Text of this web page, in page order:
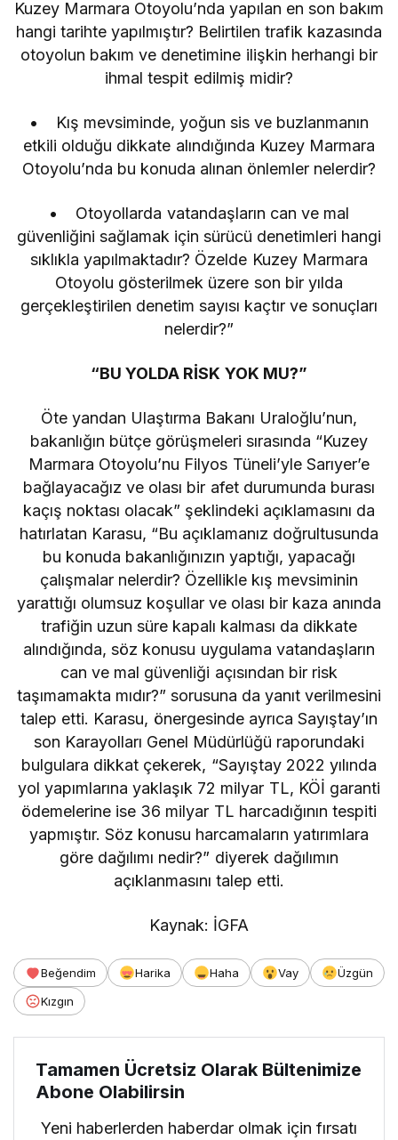
Kuzey Marmara Otoyolu’nda yapılan en son bakım
hangi tarihte yapılmıştır? Belirtilen trafik kazasında
otoyolun bakım ve denetimine ilişkin herhangi bir
ihmal tespit edilmiş midir?
• Kış mevsiminde, yoğun sis ve buzlanmanın
etkili olduğu dikkate alındığında Kuzey Marmara
Otoyolu’nda bu konuda alınan önlemler nelerdir?
• Otoyollarda vatandaşların can ve mal
güvenliğini sağlamak için sürücü denetimleri hangi
sıklıkla yapılmaktadır? Özelde Kuzey Marmara
Otoyolu gösterilmek üzere son bir yılda
gerçekleştirilen denetim sayısı kaçtır ve sonuçları
nelerdir?”
“BU YOLDA RİSK YOK MU?”
Öte yandan Ulaştırma Bakanı Uraloğlu’nun,
bakanlığın bütçe görüşmeleri sırasında “Kuzey
Marmara Otoyolu’nu Filyos Tüneli’yle Sarıyer’e
bağlayacağız ve olası bir afet durumunda burası
kaçış noktası olacak” şeklindeki açıklamasını da
hatırlatan Karasu, “Bu açıklamanız doğrultusunda
bu konuda bakanlığınızın yaptığı, yapacağı
çalışmalar nelerdir? Özellikle kış mevsiminin
yarattığı olumsuz koşullar ve olası bir kaza anında
trafiğin uzun süre kapalı kalması da dikkate
alındığında, söz konusu uygulama vatandaşların
can ve mal güvenliği açısından bir risk
taşımamakta mıdır?” sorusuna da yanıt verilmesini
talep etti. Karasu, önergesinde ayrıca Sayıştay’ın
son Karayolları Genel Müdürlüğü raporundaki
bulgulara dikkat çekerek, “Sayıştay 2022 yılında
yol yapımlarına yaklaşık 72 milyar TL, KÖİ garanti
ödemelerine ise 36 milyar TL harcadığının tespiti
yapmıştır. Söz konusu harcamaların yatırımlara
göre dağılımı nedir?” diyerek dağılımın
açıklanmasını talep etti.
Kaynak: İGFA
Beğendim Harika Haha Vay
Üzgün
Kızgın
Tamamen Ücretsiz Olarak Bültenimize
Abone Olabilirsin
Yeni haberlerden haberdar olmak için fırsatı